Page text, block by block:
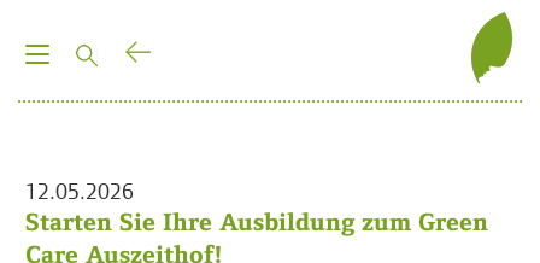
T
e
n
12.05.2026
Starten Sie Ihre Ausbildung zum Green
Care Auszeithof!